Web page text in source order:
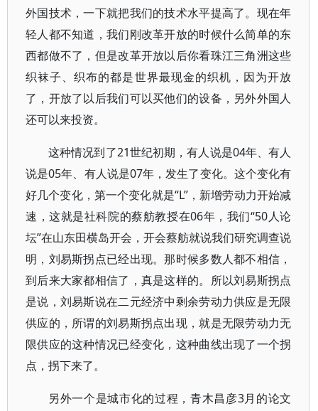
外国技术，一下就把我们的技术水平提高了。现在年
轻人都不知道，我们刚改革开放的时候什么简单的东
西都做不了，但是改革开放以后你看珠江三角洲这些
织袜子、织布的都是世界最现金的织机，因为开放
了，开放了以后我们可以买他们的设备，另外外国人
还可以来投资。
这种情况到了21世纪初期，有人说是04年、有人
说是05年、有人说是07年，发生了变化。这个变化有
好几个变化，第一个变化就是“L”，新增劳动力开始减
速，这就是社科院的蔡舫教授在06年，我们“50人论
坛”在山东田横岛开会，开会蔡舫就说我们研究调查说
明，刘易斯拐点已经出现。那时候多数人都不相信，
到后来大家都相信了，真是这样的。所以刘易斯拐点
是说，刘易斯说在二元经济中剩余劳动力供应是无限
供应的，所谓的刘易斯拐点出现，就是无限劳动力无
限供应的这种情况已经变化，这种曲线出现了一个拐
点，拐下来了。
另外一个是城市化的过程，青木昌彦3月的论文